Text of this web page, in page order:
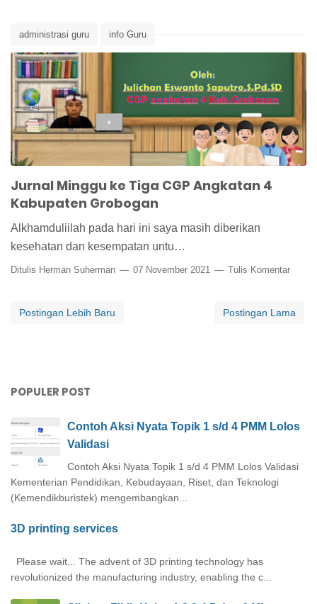
administrasi guru info Guru
Jurnal Minggu ke Tiga CGP Angkatan 4
Kabupaten Grobogan
Alkhamduliilah pada hari ini saya masih diberikan
kesehatan dan kesempatan untu…
Ditulis Herman Suherman 07 November 2021 Tulis Komentar
Postingan Lebih Baru Postingan Lama
POPULER POST
Contoh Aksi Nyata Topik 1 s/d 4 PMM Lolos
Validasi
Contoh Aksi Nyata Topik 1 s/d 4 PMM Lolos Validasi
Kementerian Pendidikan, Kebudayaan, Riset, dan Teknologi
(Kemendikburistek) mengembangkan...
3D printing services
Please wait... The advent of 3D printing technology has
revolutionized the manufacturing industry, enabling the c...